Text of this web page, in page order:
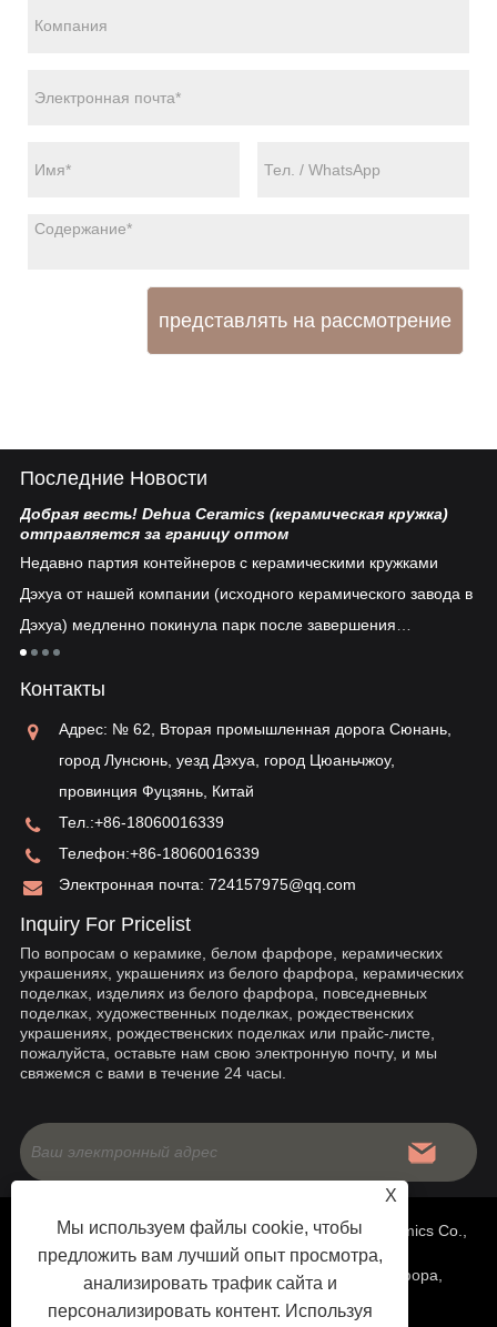
представлять на рассмотрение
Последние Новости
Добрая весть! Dehua Ceramics (керамическая кружка)
отправляется за границу оптом
Недавно партия контейнеров с керамическими кружками
Дэхуа от нашей компании (исходного керамического завода в
Дэхуа) медленно покинула парк после завершения
таможенного оформления...
Контакты
Адрес: № 62, Вторая промышленная дорога Сюнань,
город Лунсюнь, уезд Дэхуа, город Цюаньчжоу,
провинция Фуцзянь, Китай
Тел.:+86-18060016339
Телефон:+86-18060016339
Электронная почта: 724157975@qq.com
Inquiry For Pricelist
По вопросам о керамике, белом фарфоре, керамических
украшениях, украшениях из белого фарфора, керамических
поделках, изделиях из белого фарфора, повседневных
поделках, художественных поделках, рождественских
украшениях, рождественских поделках или прайс-листе,
пожалуйста, оставьте нам свою электронную почту, и мы
свяжемся с вами в течение 24 часы.
Copyright © 2020 China Fujian Dehua Jinruixiang Ceramics Co.,
Ltd - Китайская керамика, украшения из белого фарфора,
поделки из белого фарфора - Все права защищены.
X
Мы используем файлы cookie, чтобы
предложить вам лучший опыт просмотра,
анализировать трафик сайта и
персонализировать контент. Используя